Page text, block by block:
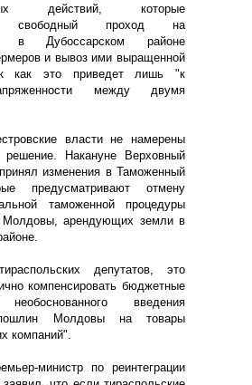
действий, которые
свободный проход на
в Дубоссарском районе
и вывоз ими выращенной
как это приведет лишь "к
между двумя
власти не намерены
решение. Накануне Верховный
изменения в Таможенный
предусматривают отмену
таможенной процедуры
арендующих земли в
депутатов, это
компенсировать бюджетные
введения
Молдовы на товары
компаний".
министр по реинтеграции